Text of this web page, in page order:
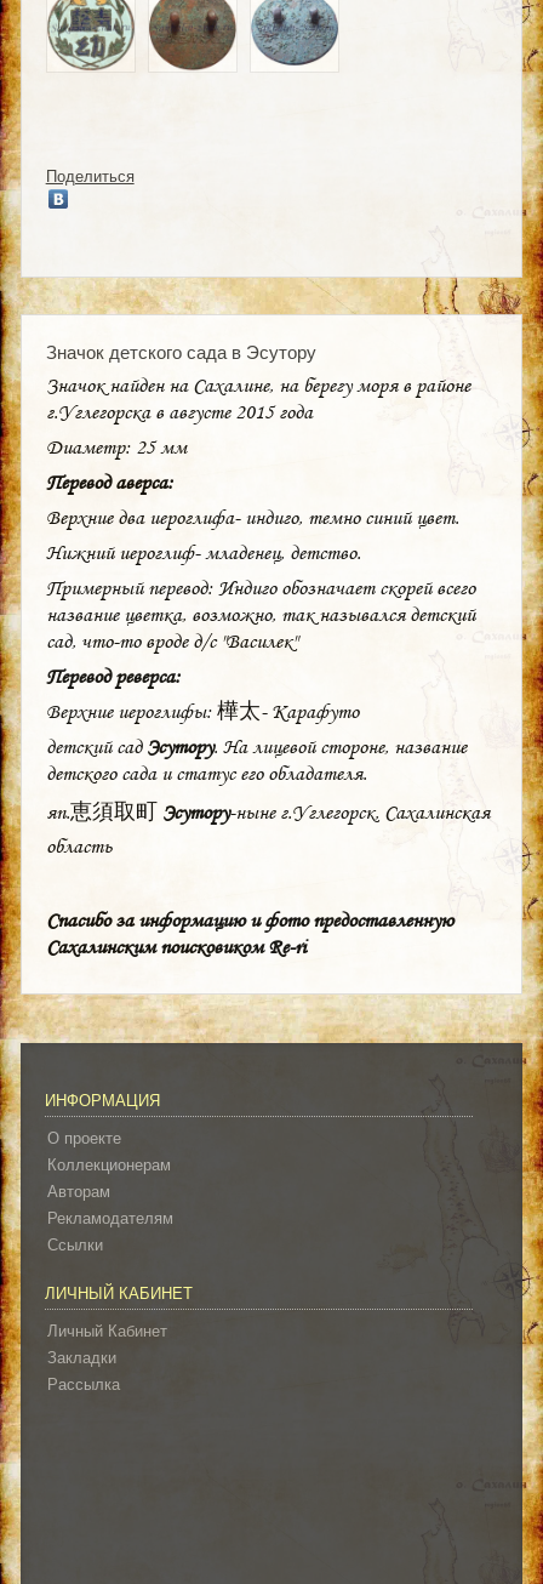
Поделиться
Значок детского сада в Эсутору
Значок найден на Сахалине, на берегу моря в районе
г.Углегорска в августе 2015 года
Диаметр: 25 мм
Перевод аверса:
Верхние два иероглифа- индиго, темно синий цвет.
Нижний иероглиф- младенец, детство.
Примерный перевод: Индиго обозначает скорей всего
название цветка, возможно, так назывался детский
сад, что-то вроде д/c "Василек"
Перевод реверса:
Верхние иероглифы: 樺太- Карафуто
детский садЭсутору. На лицевой стороне, название
детского сада и статус его обладателя.
яп.恵須取町 Эсутору-ныне г.Углегорск, Сахалинская
область
Спасибо за информацию и фото предоставленную
Сахалинским поисковиком Re-ri
ИНФОРМАЦИЯ
О проекте
Коллекционерам
Авторам
Рекламодателям
Ссылки
ЛИЧНЫЙ КАБИНЕТ
Личный Кабинет
Закладки
Рассылка